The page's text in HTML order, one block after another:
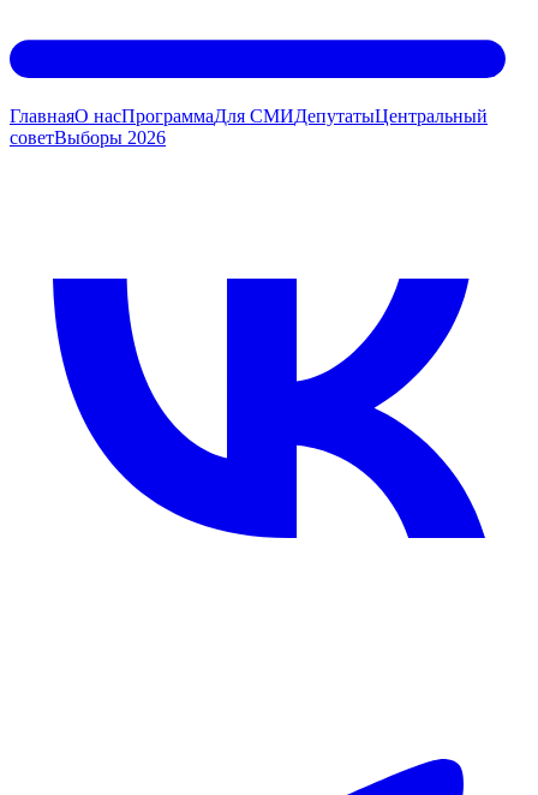
ГлавнаяО насПрограммаДля СМИДeпутатыЦентральный
советВыборы 2026